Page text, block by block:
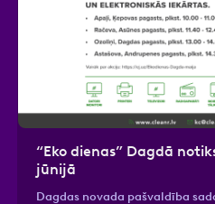
“Eko dienas” Dagdā
jūnijā
Dagdas novada pašvaldība